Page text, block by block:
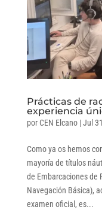
Prácticas de
experiencia
por CEN Elcano|Jul
Como ya os hemos
mayoría de títulos
de Embarcaciones de
Navegación Básica),
examen oficial, es...